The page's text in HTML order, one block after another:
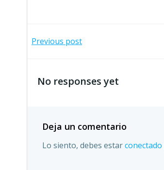
Post
Previous post
No responses yet
Deja un comentario
Lo siento, debes estarconectado